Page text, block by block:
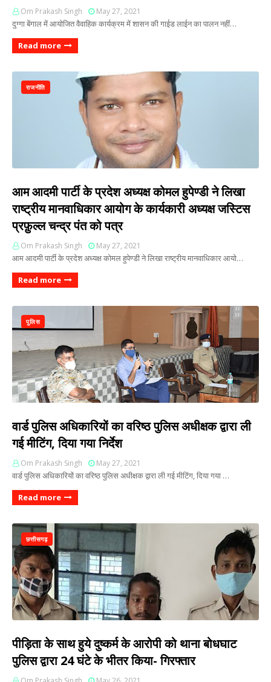
Om Prakash Singh May 27, 2021
दुग्गा बेंगाल में आयोजित वैवाहिक कार्यक्रम में शासन की गाईड लाईन का पालन नहीं…
Read more
राजनीति
आम आदमी पार्टी के प्रदेश अध्यक्ष कोमल हुपेण्डी ने लिखा
राष्ट्रीय मानवाधिकार आयोग के कार्यकारी अध्यक्ष जस्टिस
प्रफ़ुल्ल चन्द्र पंत को पत्र
Om Prakash Singh May 27, 2021
आम आदमी पार्टी के प्रदेश अध्यक्ष कोमल हुपेण्डी ने लिखा राष्ट्रीय मानवाधिकार आयो…
Read more
पुलिस
वार्ड पुलिस अधिकारियों का वरिष्ठ पुलिस अधीक्षक द्वारा ली
गई मीटिंग, दिया गया निर्देश
Om Prakash Singh May 27, 2021
वार्ड पुलिस अधिकारियों का वरिष्ठ पुलिस अधीक्षक द्वारा ली गई मीटिंग, दिया गया …
Read more
छत्तीसगढ़
पीड़िता के साथ हुये दुष्कर्म के आरोपी को थाना बोधघाट
पुलिस द्वारा 24 घंटे के भीतर किया- गिरफ्तार